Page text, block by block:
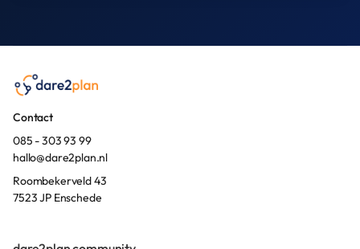
Contact
085 - 303 93 99
hallo@dare2plan.nl
Roombekerveld 43
7523 JP Enschede